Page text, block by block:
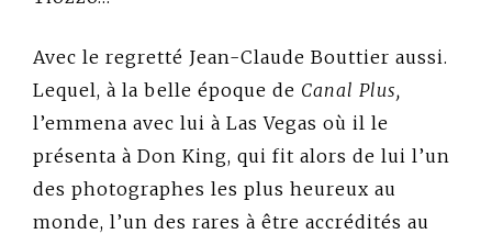
Avec le regretté Jean-Claude Bouttier aussi.
Lequel, à la belle époque de Canal Plus,
l’emmena avec lui à Las Vegas où il le
présenta à Don King, qui fit alors de lui l’un
des photographes les plus heureux au
monde, l’un des rares à être accrédités au